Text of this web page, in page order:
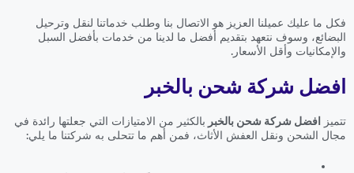
فكل ما عليك عميلنا العزيز هو الاتصال بنا وطلب خدماتنا لنقل وترحيل
البضائع، وسوف نتعهد بتقديم أفضل ما لدينا من خدمات بأفضل السبل
والإمكانيات وأقل الأسعار.
افضل شركة شحن بالخبر
تتميز افضل شركة شحن بالخبر بالكثير من الامتيازات التي جعلتها رائدة في
مجال الشحن ونقل العفش الأثاث، فمن أهم ما تتحلى به شركتنا ما يلي: